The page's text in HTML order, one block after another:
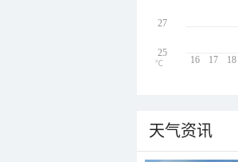
16 17 18
27
25
℃
天气资讯